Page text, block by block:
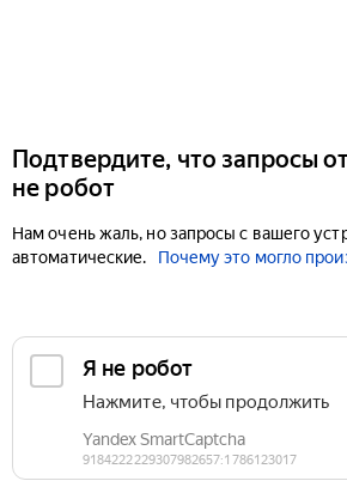
Подтвердите, что запросы
не робот
Нам очень жаль, но запросы с вашего
автоматические.
Почему это могло